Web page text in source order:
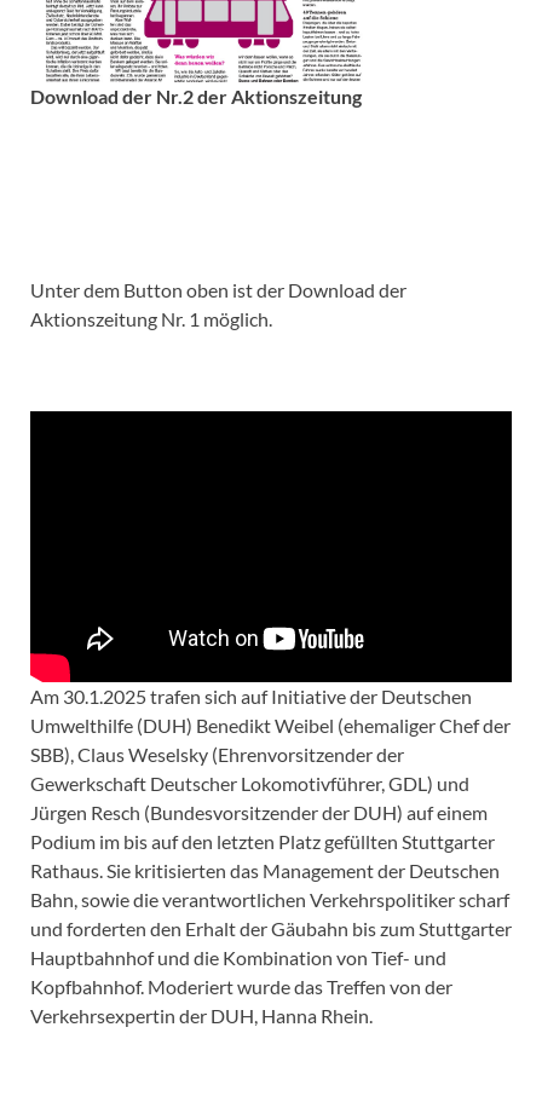
Download der Nr.2 der Aktionszeitung
Unter dem Button oben ist der Download der
Aktionszeitung Nr. 1 möglich.
Am 30.1.2025 trafen sich auf Initiative der Deutschen
Umwelthilfe (DUH) Benedikt Weibel (ehemaliger Chef der
SBB), Claus Weselsky (Ehrenvorsitzender der
Gewerkschaft Deutscher Lokomotivführer, GDL) und
Jürgen Resch (Bundesvorsitzender der DUH) auf einem
Podium im bis auf den letzten Platz gefüllten Stuttgarter
Rathaus. Sie kritisierten das Management der Deutschen
Bahn, sowie die verantwortlichen Verkehrspolitiker scharf
und forderten den Erhalt der Gäubahn bis zum Stuttgarter
Hauptbahnhof und die Kombination von Tief- und
Kopfbahnhof. Moderiert wurde das Treffen von der
Verkehrsexpertin der DUH, Hanna Rhein.